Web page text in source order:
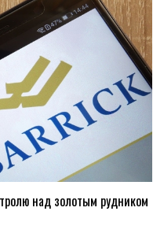
над золотым рудником